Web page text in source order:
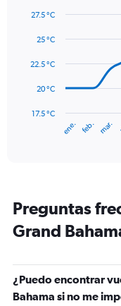
values.
to
chart
points.
The
has
14
categories.
The
has
1
axis
graphic.
ene. feb. mar.
17.5 °C
20 °C
22.5 °C
25 °C
27.5 °C
Preguntas
Grand
¿Puedo encontrar
Bahama si no me